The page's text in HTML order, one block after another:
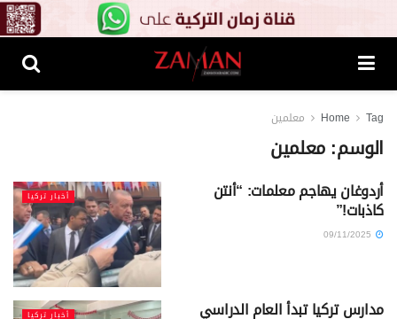
Home Tag معلمين
الوسم:معلمين
أخبار تركيا أردوغان يهاجم معلمات: “أنتن
كاذبات!”
أخبار تركيا مدارس تركيا تبدأ العام الدراسي